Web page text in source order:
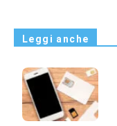
Leggi anche